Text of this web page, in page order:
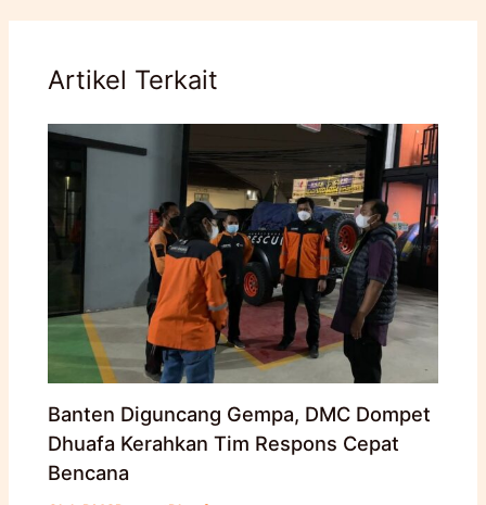
Artikel Terkait
Banten Diguncang Gempa, DMC Dompet
Dhuafa Kerahkan Tim Respons Cepat
Bencana